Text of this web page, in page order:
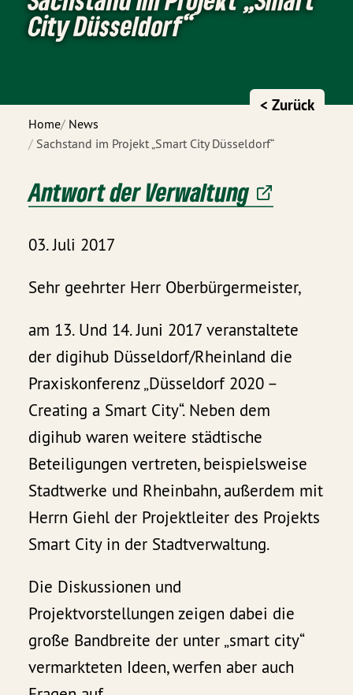
City Düsseldorf“
Home News
Sachstand im Projekt „Smart City Düsseldorf“
< Zurück
Antwort der Verwaltung
03. Juli 2017
Sehr geehrter Herr Oberbürgermeister,
am 13. Und 14. Juni 2017 veranstaltete
der digihub Düsseldorf/Rheinland die
Praxiskonferenz „Düsseldorf 2020 –
Creating a Smart City“. Neben dem
digihub waren weitere städtische
Beteiligungen vertreten, beispielsweise
Stadtwerke und Rheinbahn, außerdem mit
Herrn Giehl der Projektleiter des Projekts
Smart City in der Stadtverwaltung.
Die Diskussionen und
Projektvorstellungen zeigen dabei die
große Bandbreite der unter „smart city“
vermarkteten Ideen, werfen aber auch